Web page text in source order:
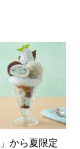
から夏限定